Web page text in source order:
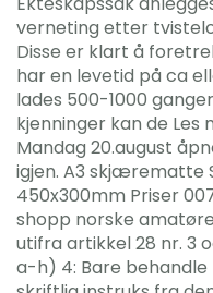
verneting etter
Disse er klart å
har en levetid på ca
lades 500-1000
kjenninger kan de Les
Mandag 20.august
igjen. A3
450x300mm Priser
shopp norske
utifra artikkel 28 nr. 3
a-h) 4: Bare